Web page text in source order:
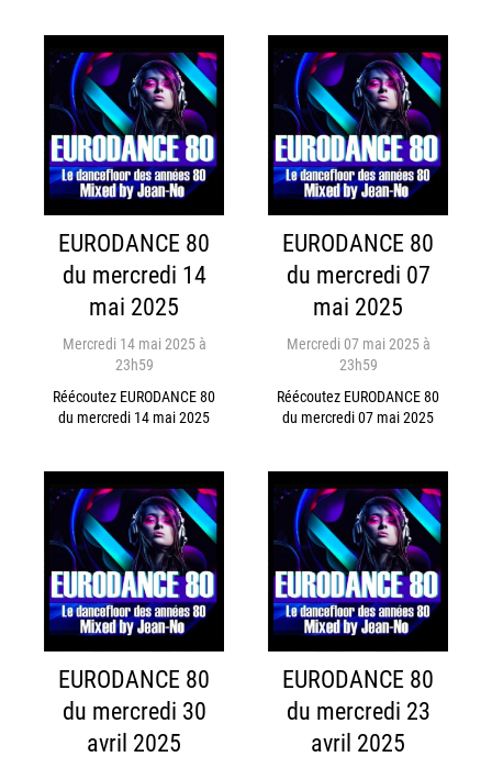
EURODANCE 80
du mercredi 14
mai 2025
Mercredi 14 mai 2025 à
23h59
Réécoutez EURODANCE 80
du mercredi 14 mai 2025
EURODANCE 80
du mercredi 07
mai 2025
Mercredi 07 mai 2025 à
23h59
Réécoutez EURODANCE 80
du mercredi 07 mai 2025
EURODANCE 80
du mercredi 30
avril 2025
EURODANCE 80
du mercredi 23
avril 2025